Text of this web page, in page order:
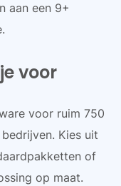
aan een 9+
voor
voor ruim 750
Kies uit
of
op maat.